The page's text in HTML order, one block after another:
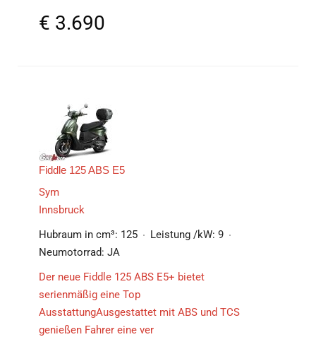
€ 3.690
Fiddle 125 ABS E5
Sym
Innsbruck
Hubraum in cm³: 125 Leistung /kW: 9
Neumotorrad: JA
Der neue Fiddle 125 ABS E5+ bietet
serienmäßig eine Top
AusstattungAusgestattet mit ABS und TCS
genießen Fahrer eine ver